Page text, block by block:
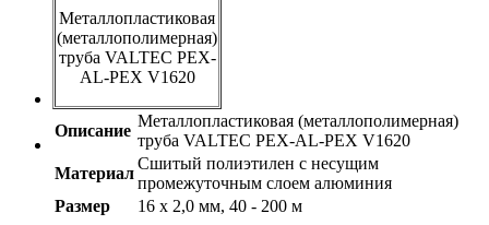
Металлопластиковая
(металлополимерная)
труба VALTEC PEX-
AL-PEX V1620
Описание
Металлопластиковая (металлополимерная)
труба VALTEC PEX-AL-PEX V1620
Материал
Cшитый полиэтилен c несущим
промежуточным слоем алюминия
Размер
16 x 2,0 мм, 40 - 200 м